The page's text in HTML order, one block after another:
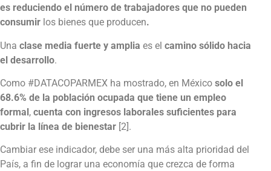
es reduciendo el número de trabajadores que no pueden
consumir los bienes que producen.
Una clase media fuerte y amplia es el camino sólido hacia
el desarrollo.
Como #DATACOPARMEX ha mostrado, en México solo el
68.6% de la población ocupada que tiene un empleo
formal, cuenta con ingresos laborales suficientes para
cubrir la línea de bienestar [2].
Cambiar ese indicador, debe ser una más alta prioridad del
País, a fin de lograr una economía que crezca de forma